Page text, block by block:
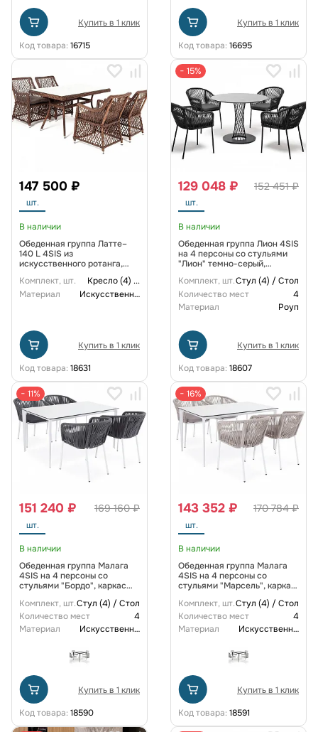
Купить в 1 клик
Код товара: 16715
Купить в 1 клик
Код товара: 16695
147 500 ₽
шт.
В наличии
Обеденная группа Латте–
140 L 4SIS из
искусственного ротанга,
Комплект, шт. Кресло (4) ...
Материал
Искусственный ротанг
Купить в 1 клик
Код товара: 18631
− 15%
152 451 ₽
129 048 ₽
шт.
В наличии
Обеденная группа Лион 4SIS
на 4 персоны со стульями
"Лион" темно-серый,
Комплект, шт.Стул (4) / Стол
Количество мест
4
Материал
Роуп
Купить в 1 клик
Код товара: 18607
− 11%
169 160 ₽
151 240 ₽
шт.
В наличии
Обеденная группа Малага
4SIS на 4 персоны со
стульями "Бордо", каркас
Комплект, шт.Стул (4) / Стол
Количество мест
4
Материал
Искусственный ротанг
Купить в 1 клик
Код товара: 18590
− 16%
170 784 ₽
143 352 ₽
шт.
В наличии
Обеденная группа Малага
4SIS на 4 персоны со
стульями "Марсель", каркас
Комплект, шт.Стул (4) / Стол
Количество мест
4
Материал
Искусственный ротанг
Купить в 1 клик
Код товара: 18591